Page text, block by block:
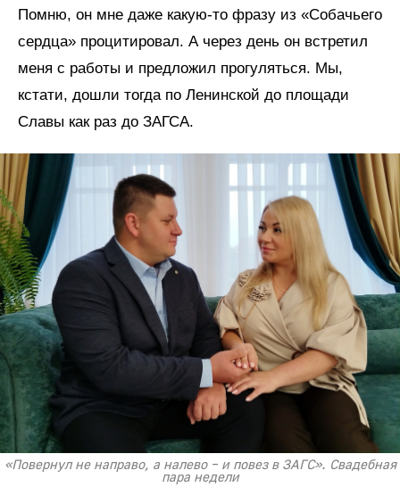
Помню, он мне даже какую-то фразу из «Собачьего
сердца» процитировал. А через день он встретил
меня с работы и предложил прогуляться. Мы,
кстати, дошли тогда по Ленинской до площади
Славы как раз до ЗАГСА.
«Повернул не направо, а налево – и повез в ЗАГС». Свадебная
пара недели